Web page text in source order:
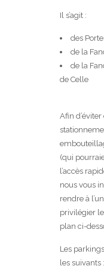
Il s’agit :
des
de la
de la
de Celle
Afin
(qui
l’accès
nous vous
rendre à
privilégier
plan ci-
Les
les suivants :